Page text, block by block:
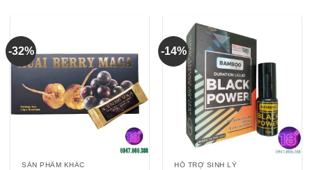
-32%
SẢN PHẨM KHÁC
-14%
HỖ TRỢ SINH LÝ